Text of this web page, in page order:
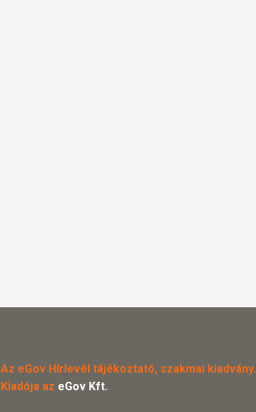
Az eGov Hírlevél tájékoztató, szakmai kiadvány.
Kiadója az eGov Kft.